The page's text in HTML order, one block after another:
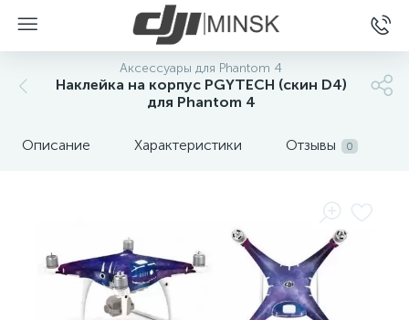
Аксессуары для Phantom 4
Наклейка на корпус PGYTECH (скин D4)
для Phantom 4
Описание Характеристики Отзывы 0